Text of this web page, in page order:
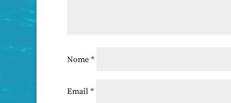
Nome *
Email *